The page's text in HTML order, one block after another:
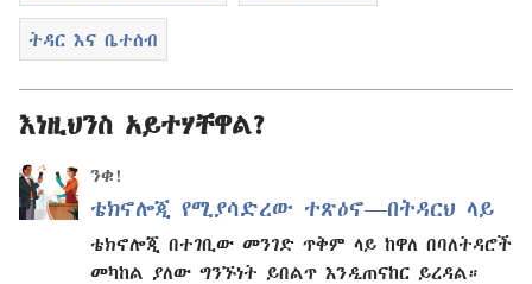
ትዳር እና ቤተሰብ
እነዚህንስ አይተሃቸዋል?
ንቁ!
ቴክኖሎጂ የሚያሳድረው ተጽዕኖ—​በትዳርህ ላይ
ቴክኖሎጂ በተገቢው መንገድ ጥቅም ላይ ከዋለ በባለትዳሮች
መካከል ያለው ግንኙነት ይበልጥ እንዲጠናከር ይረዳል።